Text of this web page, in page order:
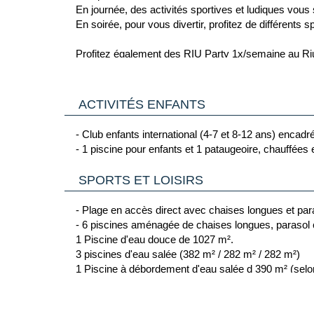
- Chambre standard vue mer latérale (26 m²) :
- Chambre famille (41 m²) : avec 1 lit king size
Chambre vue mer latérale avec canapé-lit : avec 1
Chambre adaptée avec terrasse (32 m²) : située
Chambre famille adaptée avec terrasse (42 m²) :
Chambre famille 2 chambres adaptées avec
adultes + 1 enfant.
En journée, des activités sportives et ludiques
En soirée, pour vous divertir, profitez de différents
Profitez également des RIU Party
ACTIVITÉS ENFANTS
- Club enfants international (4-7 et 8-12 ans)
- 1 piscine pour enfants et 1 pataugeoire, chauffées
SPORTS ET LOISIRS
- Plage en accès direct avec chaises longues et
- 6 piscines aménagée de chaises longues,
1 Piscine d'eau douce de 1027 m².
3 piscines d'eau salée (382 m² / 282 m² / 282 m²)
1 Piscine à débordement d'eau salée d 390 m²